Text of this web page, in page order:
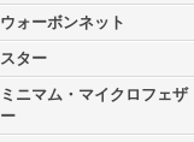
ウォーボンネット
スター
ミニマム・マイクロフェザ
ー